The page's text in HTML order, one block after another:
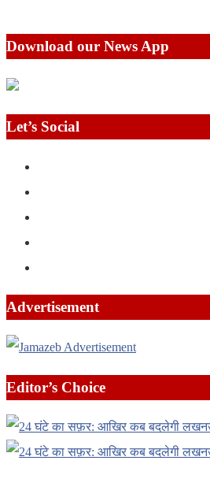
Download our News App
Let’s Social
Advertisement
Editor’s Choice